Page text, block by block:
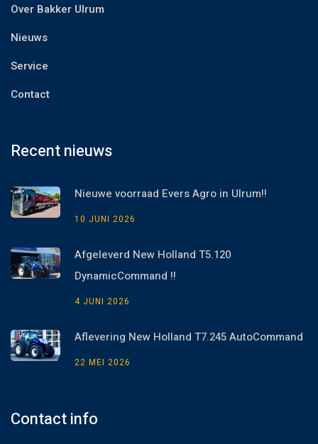
Over Bakker Ulrum
Nieuws
Service
Contact
Recent nieuws
Nieuwe voorraad Evers Agro in Ulrum!!
10 JUNI 2026
Afgeleverd New Holland T5.120
DynamicCommand !!
4 JUNI 2026
Aflevering New Holland T7.245 AutoCommand
22 MEI 2026
Contact info